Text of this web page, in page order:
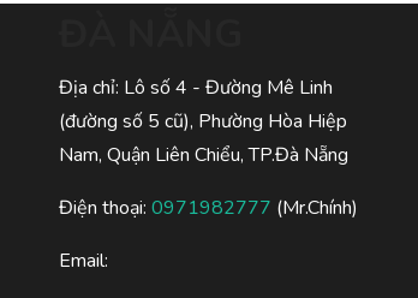
Địa chỉ: Lô số 4 - Đường Mê Linh
(đường số 5 cũ), Phường Hòa Hiệp
Nam, Quận Liên Chiểu, TP.Đà Nẵng
Điện thoại: 0971982777 (Mr.Chính)
Email: